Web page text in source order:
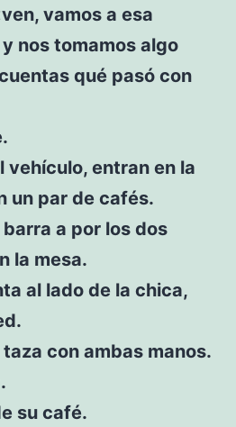
vamos a esa
nos tomamos algo
qué pasó con
vehículo, entran en la
un par de cafés.
a por los dos
la mesa.
al lado de la chica,
con ambas manos.
su café.